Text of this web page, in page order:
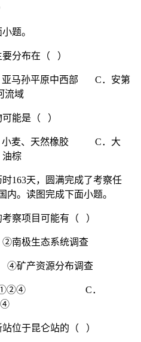
题。
分布在（ ）
马孙平原中西部 C．安第
域
能是（ ）
麦、天然橡胶 C．大
棕
163天，圆满完成了考察任
内。读图完成下面小题。
察项目可能有（ ）
极生态系统调查
矿产资源分布调查
①②④ C．
位于昆仑站的（ ）